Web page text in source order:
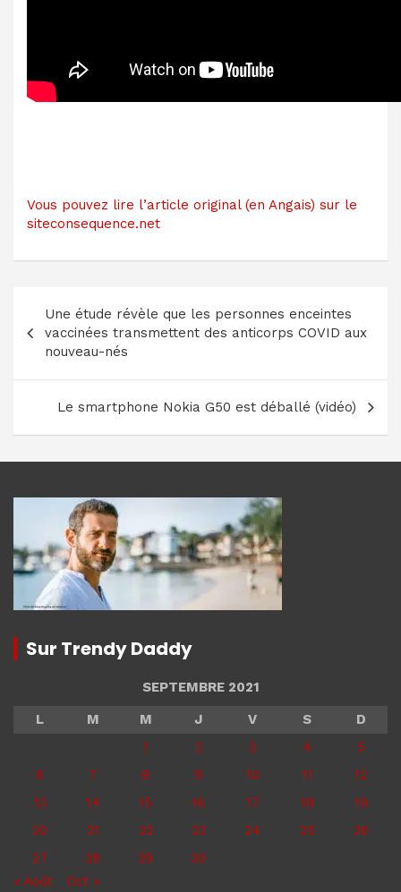
Vous pouvez lire l’article original (en Angais) sur le
siteconsequence.net
Navigation
de
l’article
Une étude révèle que les personnes enceintes
vaccinées transmettent des anticorps COVID aux
nouveau-nés
Le smartphone Nokia G50 est déballé (vidéo)
Sur Trendy Daddy
SEPTEMBRE 2021
L
M M J V S
D
1
2 3 4
5
6
7 8 9 10 11
12
13
14 15 16 17 18
19
20
21 22 23 24 25
26
27
28 29
30
« Août
Oct »